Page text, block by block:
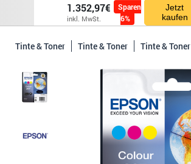
1.352,97€
inkl. MwSt.
Sparen
6%
Jetzt
kaufen
Tinte & Toner Tinte & Toner Tinte & Toner